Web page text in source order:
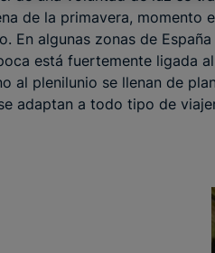
de la primavera, momento
En algunas zonas de
está fuertemente ligada
al plenilunio se llenan de
adaptan a todo tipo de